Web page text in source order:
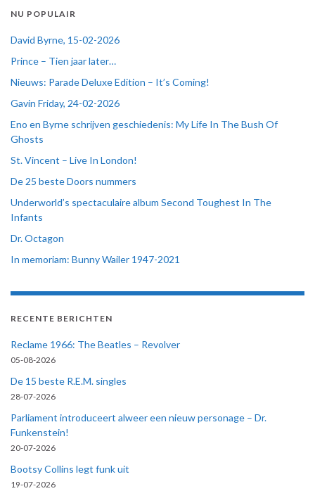
NU POPULAIR
David Byrne, 15-02-2026
Prince – Tien jaar later…
Nieuws: Parade Deluxe Edition – It’s Coming!
Gavin Friday, 24-02-2026
Eno en Byrne schrijven geschiedenis: My Life In The Bush Of
Ghosts
St. Vincent – Live In London!
De 25 beste Doors nummers
Underworld’s spectaculaire album Second Toughest In The
Infants
Dr. Octagon
In memoriam: Bunny Wailer 1947-2021
RECENTE BERICHTEN
Reclame 1966: The Beatles – Revolver
05-08-2026
De 15 beste R.E.M. singles
28-07-2026
Parliament introduceert alweer een nieuw personage – Dr.
Funkenstein!
20-07-2026
Bootsy Collins legt funk uit
19-07-2026